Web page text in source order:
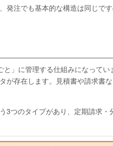
注でも基本的な構造は同じで
」に管理する仕組みになって
が存在します。見積書や請求書
3つのタイプがあり、定期請求